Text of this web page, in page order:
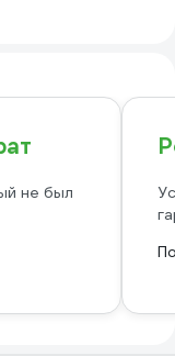
не был